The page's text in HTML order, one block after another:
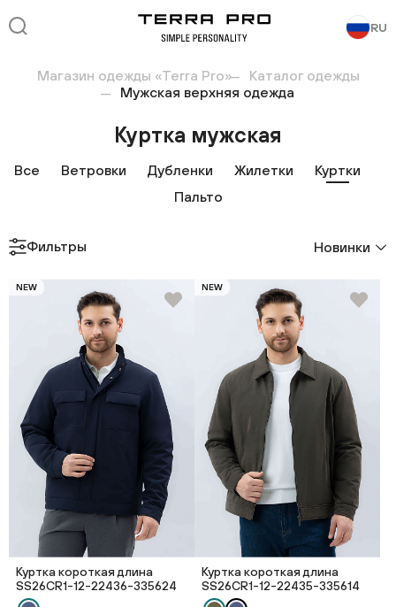
RU
Магазин одежды «Terra Pro»
Каталог одежды
Мужская верхняя одежда
Куртка мужская
Все Ветровки Дубленки Жилетки
Куртки
Пальто
Фильтры Новинки
NEW
Куртка короткая длина
SS26CR1-12-22436-335624
NEW
Куртка короткая длина
SS26CR1-12-22435-335614